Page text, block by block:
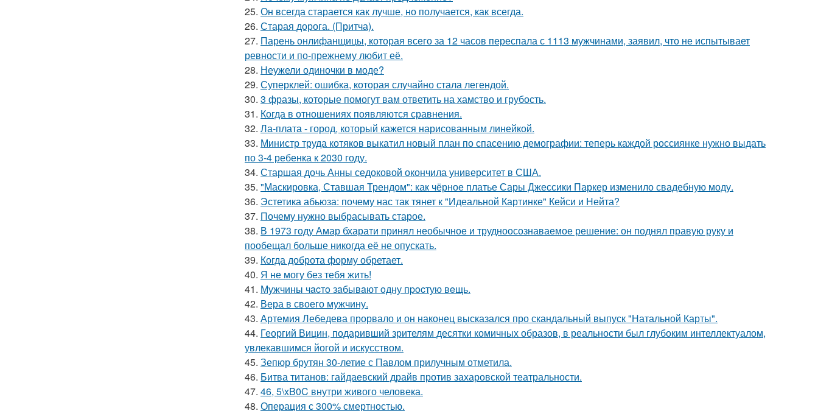
25. Он всегда старается как лучше, но получается, как всегда.
26. Старая дорога. (Притча).
27. Парень онлифанщицы, которая всего за 12 часов переспала с 1113 мужчинами, заявил, что не испытывает
ревности и по-прежнему любит её.
28. Неужели одиночки в моде?
29. Суперклей: ошибка, которая случайно стала легендой.
30. 3 фразы, которые помогут вам ответить на хамство и грубость.
31. Когда в отношениях появляются сравнения.
32. Ла-плата - город, который кажется нарисованным линейкой.
33. Министр труда котяков выкатил новый план по спасению демографии: теперь каждой россиянке нужно выдать
по 3-4 ребенка к 2030 году.
34. Старшая дочь Анны седоковой окончила университет в США.
35. "Маскировка, Ставшая Трендом": как чёрное платье Сары Джессики Паркер изменило свадебную моду.
36. Эстетика абьюза: почему нас так тянет к "Идеальной Картинке" Кейси и Нейта?
37. Почему нужно выбрасывать старое.
38. В 1973 году Амар бхарати принял необычное и трудноосознаваемое решение: он поднял правую руку и
пообещал больше никогда её не опускать.
39. Когда доброта форму обретает.
40. Я не могу без тебя жить!
41. Мужчины чacтo зaбывaют oдну пpocтую вeщь.
42. Вера в своего мужчину.
43. Артемия Лебедева прорвало и он наконец высказался про скандальный выпуск "Натальной Карты".
44. Георгий Вицин, подаривший зрителям десятки комичных образов, в реальности был глубоким интеллектуалом,
увлекавшимся йогой и искусством.
45. Зепюр брутян 30-летие с Павлом прилучным отметила.
46. Битва титанов: гайдаевский драйв против захаровской театральности.
47. 46, 5\xB0C внутри живого человека.
48. Операция с 300% смертностью.